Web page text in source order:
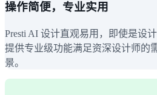
操作简便，专业实用
Presti AI 设计直观易用，即使是设
提供专业级功能满足资深设计师的
景。